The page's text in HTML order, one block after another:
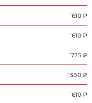
1610 ₽
1610 ₽
1725 ₽
1380 ₽
1610 ₽